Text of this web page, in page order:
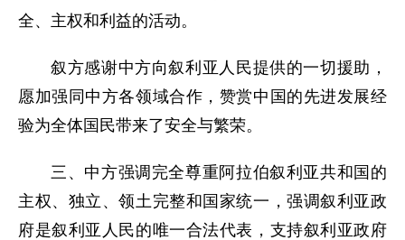
全、主权和利益的活动。
叙方感谢中方向叙利亚人民提供的一切援助，
愿加强同中方各领域合作，赞赏中国的先进发展经
验为全体国民带来了安全与繁荣。
三、中方强调完全尊重阿拉伯叙利亚共和国的
主权、独立、领土完整和国家统一，强调叙利亚政
府是叙利亚人民的唯一合法代表，支持叙利亚政府